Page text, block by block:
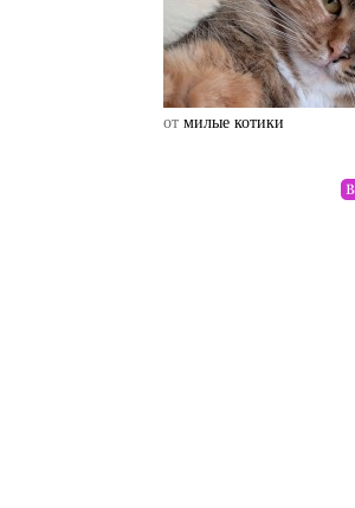
отмилые котики